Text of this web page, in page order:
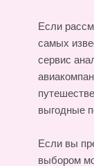
Если
самых
сервис
выгодные
Если вы
выбором